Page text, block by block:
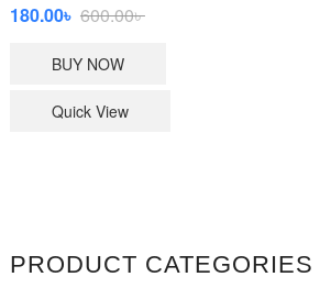
600.00৳Original
180.00৳
Current
BUY NOW
Quick View
PRODUCT CATEGORIES